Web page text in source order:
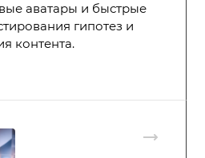
аватары и быстрые
гипотез и
контента.